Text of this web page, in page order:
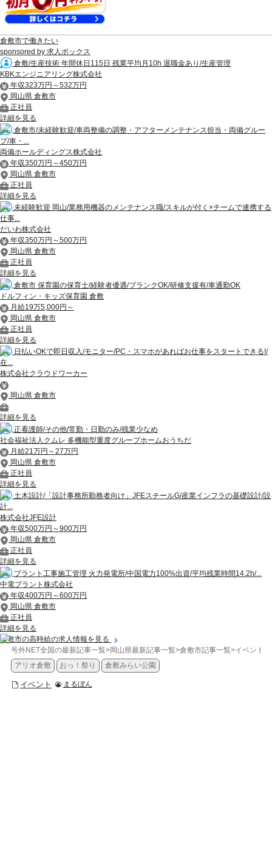
倉敷市で働きたい
sponsored by 求人ボックス
倉敷/生産技術 年間休日115日 残業平均月10h 退職金あり/生産管理
KBKエンジニアリング株式会社
年収323万円～532万円
岡山県 倉敷市
正社員
詳細を見る
倉敷市/未経験歓迎/車両整備の調整・アフターメンテナンス担当・両備グルー
プ/車・...
両備ホールディングス株式会社
年収350万円～450万円
岡山県 倉敷市
正社員
詳細を見る
未経験歓迎 岡山/業務用機器のメンテナンス職/スキルが付く×チームで連携する
仕事...
だいわ株式会社
年収350万円～500万円
岡山県 倉敷市
正社員
詳細を見る
倉敷市 保育園の保育士/経験者優遇/ブランクOK/研修支援有/車通勤OK
ドルフィン・キッズ保育園 倉敷
月給19万5,000円～
岡山県 倉敷市
正社員
詳細を見る
日払いOKで即日収入/モニター/PC・スマホがあればお仕事をスタートできる!/
在...
株式会社クラウドワーカー
岡山県 倉敷市
詳細を見る
正看護師/その他/常勤・日勤のみ/残業少なめ
社会福祉法人クムレ 多機能型重度グループホームおうちだ
月給21万円～27万円
岡山県 倉敷市
正社員
詳細を見る
土木設計/「設計事務所勤務者向け」JFEスチールG/産業インフラの基礎設計/設
計...
株式会社JFE設計
年収500万円～900万円
岡山県 倉敷市
正社員
詳細を見る
プラント工事施工管理 火力発電所/中国電力100%出資/平均残業時間14.2h/...
中電プラント株式会社
年収400万円～600万円
岡山県 倉敷市
正社員
詳細を見る
倉敷市の高時給の求人情報を見る
号外NET全国の最新記事一覧>岡山県最新記事一覧>倉敷市記事一覧>イベント
アリオ倉敷
おっ！祭り 倉敷みらい公園
イベント まるぼん